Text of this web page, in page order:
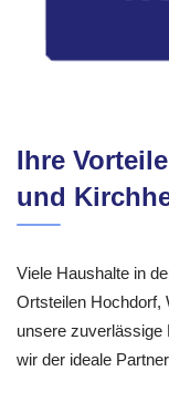
Ihre
und
Viele Haushalte in
Ortsteilen Hochdorf,
unsere zuverlässige
wir der ideale